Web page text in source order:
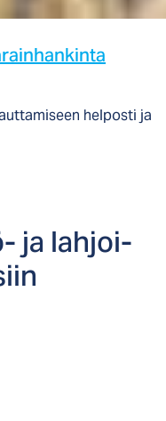
helposti ja
ja lah­joi­